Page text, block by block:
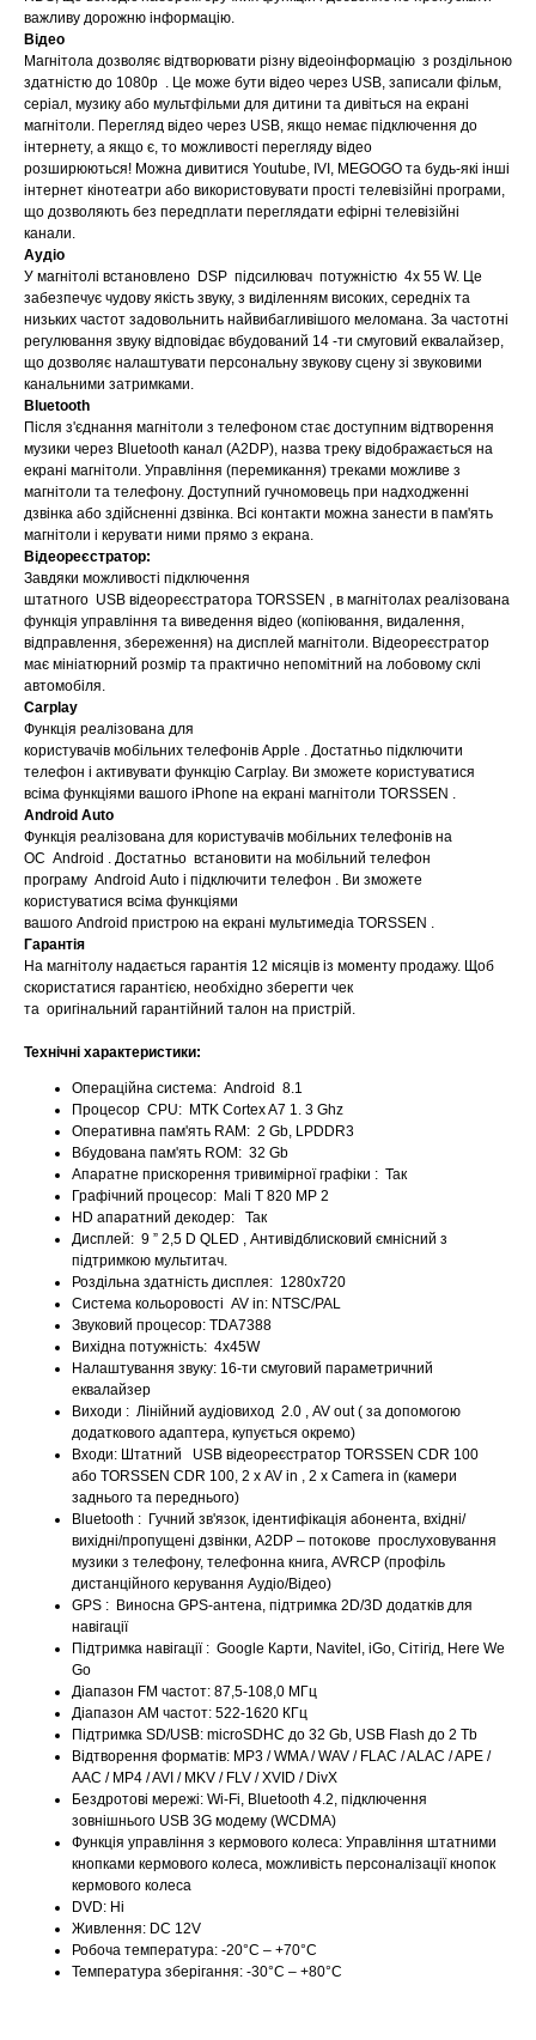
важливу дорожню інформацію.
Відео
Магнітола дозволяє відтворювати різну відеоінформацію з роздільною
здатністю до 1080р . Це може бути відео через USB, записали фільм,
серіал, музику або мультфільми для дитини та дивіться на екрані
магнітоли. Перегляд відео через USB, якщо немає підключення до
інтернету, а якщо є, то можливості перегляду відео
розширюються! Можна дивитися Youtube, IVI, MEGOGO та будь-які інші
інтернет кінотеатри або використовувати прості телевізійні програми,
що дозволяють без передплати переглядати ефірні телевізійні
канали.
Аудіо
У магнітолі встановлено DSP підсилювач потужністю 4x 55 W. Це
забезпечує чудову якість звуку, з виділенням високих, середніх та
низьких частот задовольнить найвибагливішого меломана. За частотні
регулювання звуку відповідає вбудований 14 -ти смуговий еквалайзер,
що дозволяє налаштувати персональну звукову сцену зі звуковими
канальними затримками.
Bluetooth
Після з'єднання магнітоли з телефоном стає доступним відтворення
музики через Bluetooth канал (A2DP), назва треку відображається на
екрані магнітоли. Управління (перемикання) треками можливе з
магнітоли та телефону. Доступний гучномовець при надходженні
дзвінка або здійсненні дзвінка. Всі контакти можна занести в пам'ять
магнітоли і керувати ними прямо з екрана.
Відеореєстратор:
Завдяки можливості підключення
штатного USB відеореєстратора TORSSEN , в магнітолах реалізована
функція управління та виведення відео (копіювання, видалення,
відправлення, збереження) на дисплей магнітоли. Відеореєстратор
має мініатюрний розмір та практично непомітний на лобовому склі
автомобіля.
Carplay
Функція реалізована для
користувачів мобільних телефонів Apple . Достатньо підключити
телефон і активувати функцію Carplay. Ви зможете користуватися
всіма функціями вашого iPhone на екрані магнітоли TORSSEN .
Android Auto
Функція реалізована для користувачів мобільних телефонів на
ОС Android . Достатньо встановити на мобільний телефон
програму Android Auto і підключити телефон . Ви зможете
користуватися всіма функціями
вашого Android пристрою на екрані мультимедіа TORSSEN .
Гарантія
На магнітолу надається гарантія 12 місяців із моменту продажу. Щоб
скористатися гарантією, необхідно зберегти чек
та оригінальний гарантійний талон на пристрій.
Технічні характеристики:
Операційна система: Android 8.1
Процесор CPU: MTK Cortex A7 1. 3 Ghz
Оперативна пам'ять RAM: 2 Gb, LPDDR3
Вбудована пам'ять ROM: 32 Gb
Апаратне прискорення тривимірної графіки : Так
Графічний процесор: Mali T 820 MP 2
HD апаратний декодер: Так
Дисплей: 9 ” 2,5 D QLED , Антивідблисковий ємнісний з
підтримкою мультитач.
Роздільна здатність дисплея: 1280x720
Система кольоровості AV in: NTSC/PAL
Звуковий процесор: TDA7388
Вихідна потужність: 4х45W
Налаштування звуку: 16-ти смуговий параметричний
еквалайзер
Виходи : Лінійний аудіовиход 2.0 , AV out ( за допомогою
додаткового адаптера, купується окремо)
Входи: Штатний USB відеореєстратор TORSSEN CDR 100
або TORSSEN CDR 100, 2 x AV in , 2 x Camera in (камери
заднього та переднього)
Bluetooth : Гучний зв'язок, ідентифікація абонента, вхідні/
вихідні/пропущені дзвінки, A2DP – потокове прослуховування
музики з телефону, телефонна книга, AVRCP (профіль
дистанційного керування Аудіо/Відео)
GPS : Виносна GPS-антена, підтримка 2D/3D додатків для
навігації
Підтримка навігації : Google Карти, Navitel, iGo, Сітігід, Here We
Go
Діапазон FM частот: 87,5-108,0 МГц
Діапазон АМ частот: 522-1620 КГц
Підтримка SD/USB: microSDHC до 32 Gb, USB Flash до 2 Tb
Відтворення форматів: MP3 / WMA / WAV / FLAC / ALAC / APE /
AAC / MP4 / AVI / MKV / FLV / XVID / DivX
Бездротові мережі: Wi-Fi, Bluetooth 4.2, підключення
зовнішнього USB 3G модему (WCDMA)
Функція управління з кермового колеса: Управління штатними
кнопками кермового колеса, можливість персоналізації кнопок
кермового колеса
DVD: Ні
Живлення: DC 12V
Робоча температура: -20°C – +70°C
Температура зберігання: -30°C – +80°C